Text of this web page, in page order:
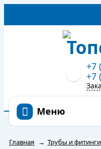
+7
+7
Меню
Главная → Трубы и фитинги